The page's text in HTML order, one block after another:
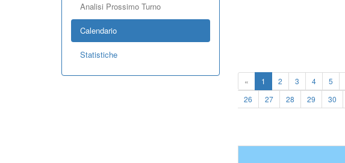
Analisi Prossimo Turno
Calendario
Statistiche
« 1 2 3 4 5
26
27 28 29 30